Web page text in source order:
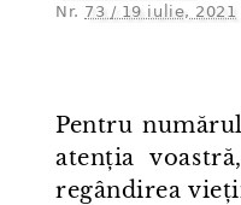
Nr. 73 / 19 iulie, 2021
Pentru
atenția
regândirea